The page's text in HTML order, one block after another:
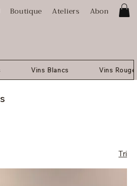
Boutique Ateliers
Tri
Vins Blancs Vins